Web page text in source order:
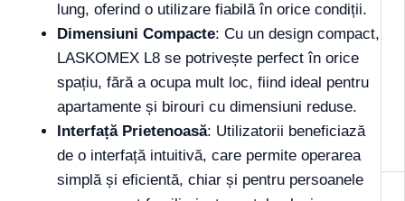
lung, oferind o utilizare fiabilă în orice condiții.
Dimensiuni Compacte: Cu un design compact,
LASKOMEX L8 se potrivește perfect în orice
spațiu, fără a ocupa mult loc, fiind ideal pentru
apartamente și birouri cu dimensiuni reduse.
Interfață Prietenoasă: Utilizatorii beneficiază
de o interfață intuitivă, care permite operarea
simplă și eficientă, chiar și pentru persoanele